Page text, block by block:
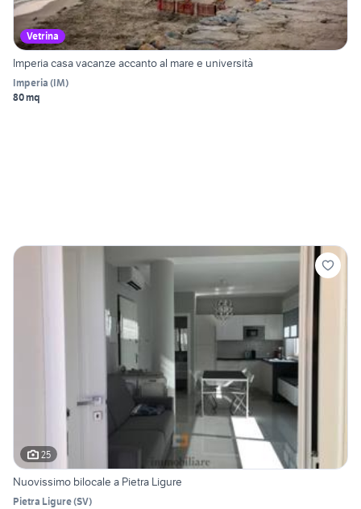
Vetrina
Imperia casa vacanze accanto al mare e università
Imperia (IM)
80 mq
25
Nuovissimo bilocale a Pietra Ligure
Pietra Ligure(SV)